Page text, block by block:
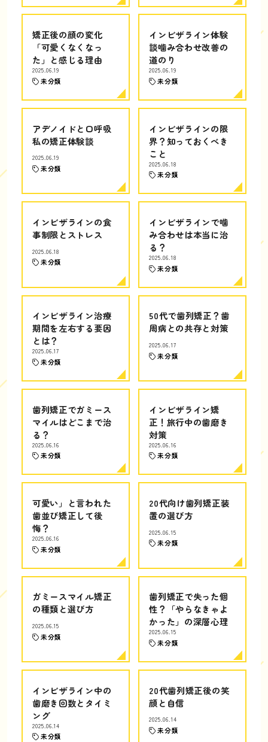
矯正後の顔の変化
「可愛くなくなっ
た」と感じる理由
2025.06.19
未分類
インビザライン体験
談噛み合わせ改善の
道のり
2025.06.19
未分類
アデノイドと口呼吸
私の矯正体験談
2025.06.19
未分類
インビザラインの限
界？知っておくべき
こと
2025.06.18
未分類
インビザラインの食
事制限とストレス
2025.06.18
未分類
インビザラインで噛
み合わせは本当に治
る？
2025.06.18
未分類
インビザライン治療
期間を左右する要因
とは？
2025.06.17
未分類
50代で歯列矯正？歯
周病との共存と対策
2025.06.17
未分類
歯列矯正でガミース
マイルはどこまで治
る？
2025.06.16
未分類
インビザライン矯
正！旅行中の歯磨き
対策
2025.06.16
未分類
可愛い」と言われた
歯並び矯正して後
悔？
2025.06.16
未分類
20代向け歯列矯正装
置の選び方
2025.06.15
未分類
ガミースマイル矯正
の種類と選び方
2025.06.15
未分類
歯列矯正で失った個
性？「やらなきゃよ
かった」の深層心理
2025.06.15
未分類
インビザライン中の
歯磨き回数とタイミ
ング
2025.06.14
未分類
20代歯列矯正後の笑
顔と自信
2025.06.14
未分類